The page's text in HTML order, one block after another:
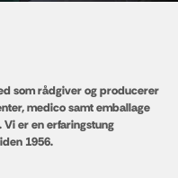
som rådgiver og producerer
medico samt emballage
er en erfaringstung
1956.